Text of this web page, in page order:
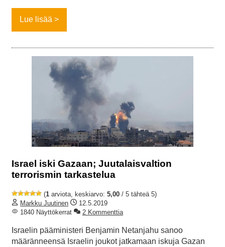
Lue lisää
Israel iski Gazaan; Juutalaisvaltion
terrorismin tarkastelua
(1 arviota, keskiarvo: 5,00 / 5 tähteä 5)
Markku Juutinen
12.5.2019
1840 Näyttökerrat
2 Kommenttia
Israelin pääministeri Benjamin Netanjahu sanoo
määränneensä Israelin joukot jatkamaan iskuja Gazan